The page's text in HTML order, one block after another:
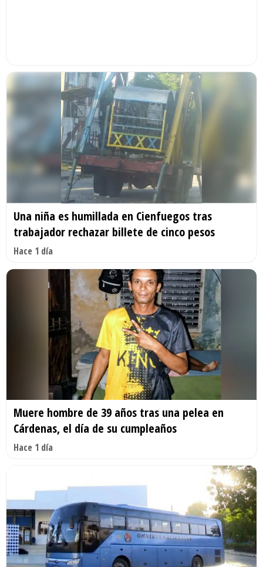
Una niña es humillada en Cienfuegos tras
trabajador rechazar billete de cinco pesos
Hace 1 día
Muere hombre de 39 años tras una pelea en
Cárdenas, el día de su cumpleaños
Hace 1 día